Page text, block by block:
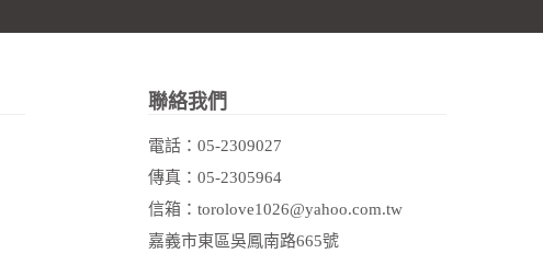
聯絡我們
電話：05-2309027
傳真：05-2305964
信箱：torolove1026@yahoo.com.tw
嘉義市東區吳鳳南路665號